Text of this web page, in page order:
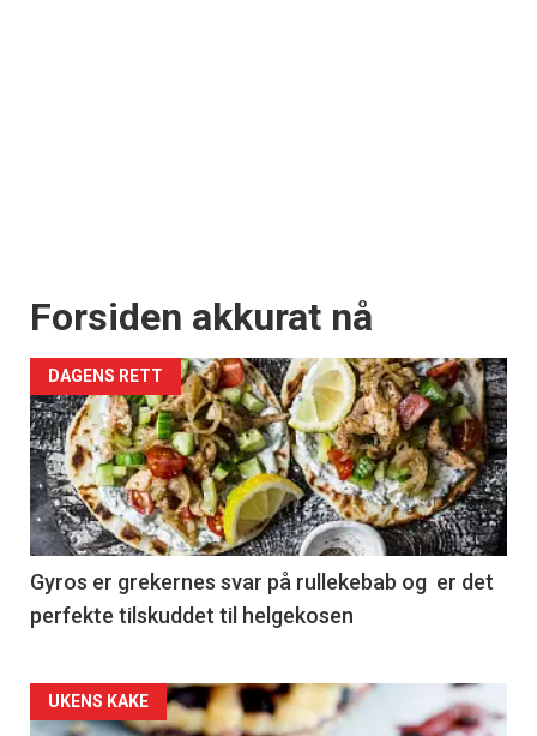
Forsiden akkurat nå
DAGENS RETT
Gyros er grekernes svar på rullekebab og er det
perfekte tilskuddet til helgekosen
Forsiden
UKENS KAKE